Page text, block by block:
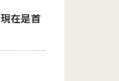
在是首